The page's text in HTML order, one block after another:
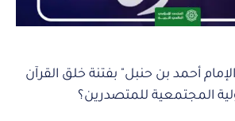
أحمد بن حنبل" بفتنة خلق القرآن
المجتمعية للمتصدرين؟